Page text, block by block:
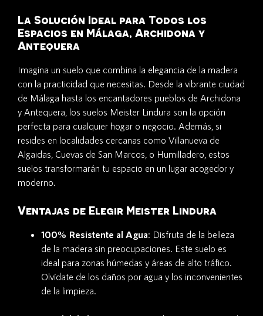
La Solución Ideal para Todos los
Espacios en Málaga, Archidona y
Antequera
Imagina un suelo que combina la elegancia de la madera
con la practicidad que necesitas. Desde la vibrante ciudad
de Málaga hasta los encantadores pueblos de Archidona
y Antequera, los suelos Meister Lindura son la opción
perfecta para cualquier hogar o negocio. Además, si
resides en localidades cercanas como Villanueva de
Algaidas, Cuevas de San Marcos, o Humilladero, estos
suelos transformarán tu espacio en un lugar acogedor y
moderno.
Ventajas de Elegir Meister Lindura
100% Resistente al Agua: Disfruta de la belleza
de la madera sin preocupaciones. Este suelo es
ideal para zonas húmedas y áreas de alto tráfico.
Olvídate de los daños por agua y los inconvenientes
de la limpieza.